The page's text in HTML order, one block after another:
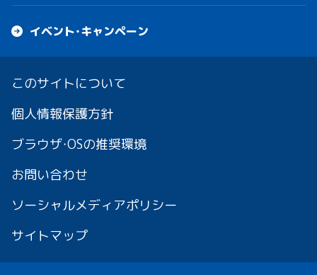
イベント・キャンペーン
このサイトについて
個人情報保護方針
ブラウザ・OSの推奨環境
お問い合わせ
ソーシャルメディアポリシー
サイトマップ